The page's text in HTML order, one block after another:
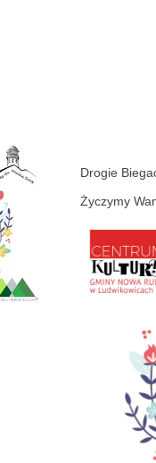
Drogie
Życzymy